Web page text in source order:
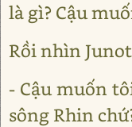
là gì? Cậu
Rồi nhìn
- Cậu muốn
sông Rhin